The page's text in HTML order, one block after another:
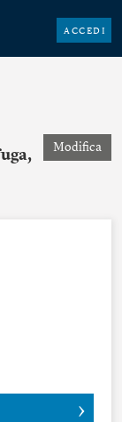
ACCEDI
Modifica